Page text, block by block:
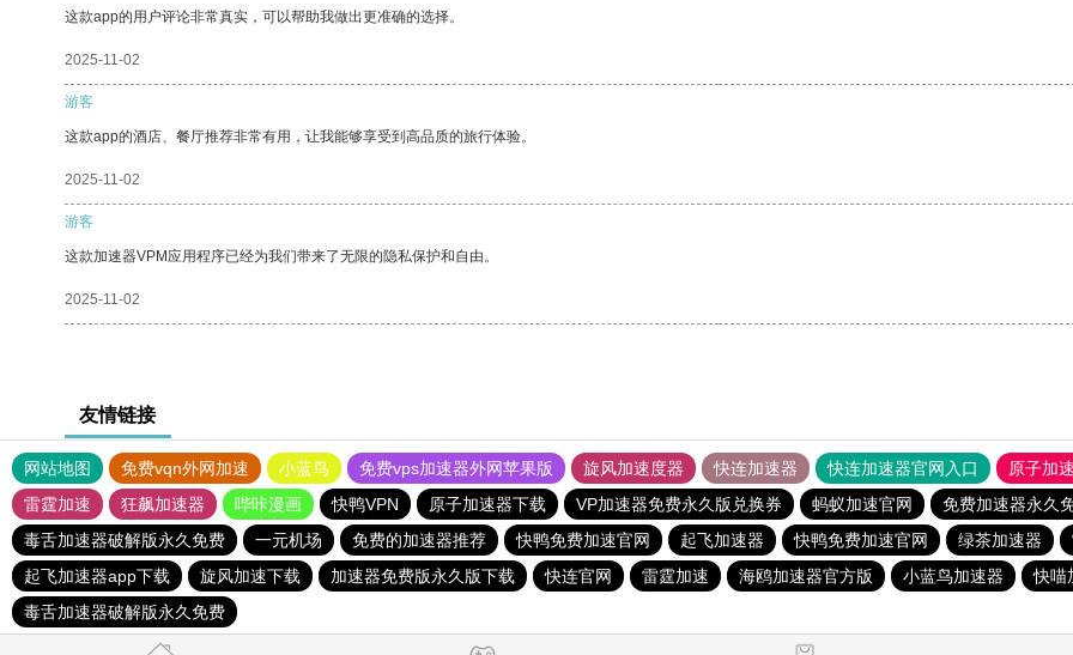
这款app的用户评论非常真实，可以帮助我做出更准确的选择。
2025-11-02
游客
这款app的酒店、餐厅推荐非常有用，让我能够享受到高品质的旅行体验。
2025-11-02
游客
这款加速器VPM应用程序已经为我们带来了无限的隐私保护和自由。
2025-11-02
友情链接
网站地图 免费vqn外网加速 小蓝鸟 免费vps加速器外网苹果版 旋风加速度器 快连加速器 快连加速器官网入口 原子加
雷霆加速
狂飙加速器 哔咔漫画 快鸭VPN 原子加速器下载 VP加速器免费永久版兑换券 蚂蚁加速官网 免费加速器永久
毒舌加速器破解版永久免费
一元机场 免费的加速器推荐 快鸭免费加速官网 起飞加速器 快鸭免费加速官网 绿茶加速器
起飞加速器app下载
旋风加速下载 加速器免费版永久版下载 快连官网 雷霆加速 海鸥加速器官方版 小蓝鸟加速器 快喵
毒舌加速器破解版永久免费